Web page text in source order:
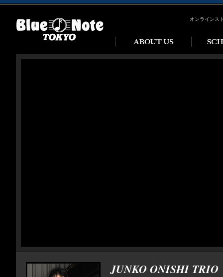
オンラインス
JUNKO ONISHI TRIO